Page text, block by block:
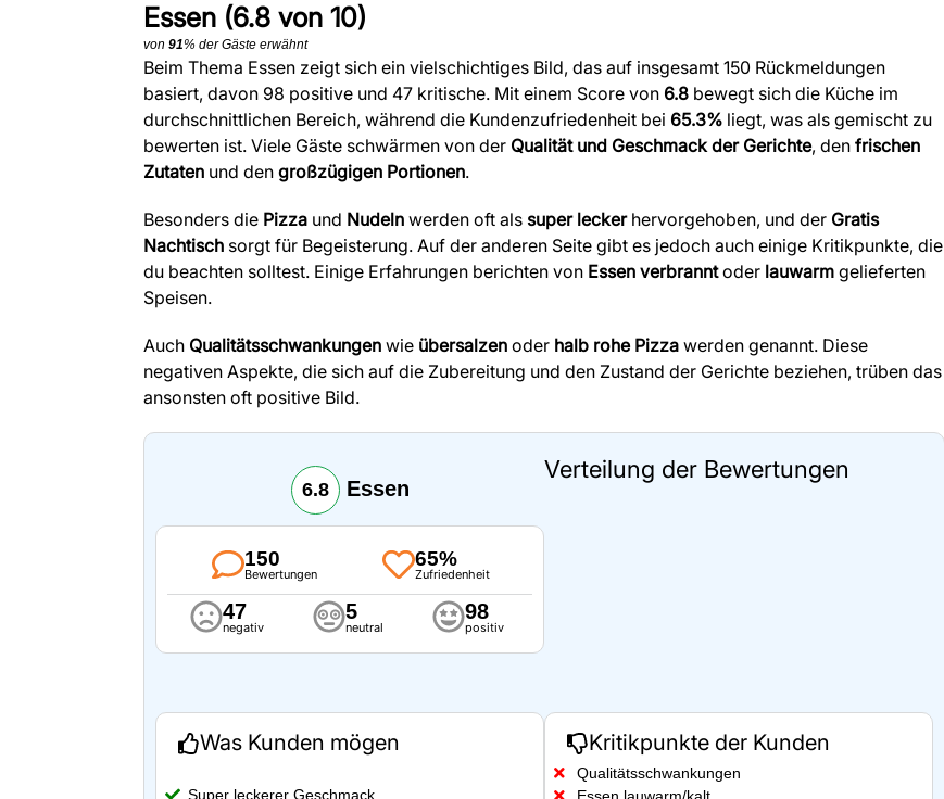
Essen (6.8 von 10)
von 91% der Gäste erwähnt
Beim Thema Essen zeigt sich ein vielschichtiges Bild, das auf insgesamt 150 Rückmeldungen
basiert, davon 98 positive und 47 kritische. Mit einem Score von 6.8 bewegt sich die Küche im
durchschnittlichen Bereich, während die Kundenzufriedenheit bei 65.3% liegt, was als gemischt zu
bewerten ist. Viele Gäste schwärmen von der Qualität und Geschmack der Gerichte, den frischen
Zutaten und den großzügigen Portionen.
Besonders die Pizza und Nudeln werden oft als super leckerhervorgehoben, und der Gratis
Nachtisch sorgt für Begeisterung. Auf der anderen Seite gibt es jedoch auch einige Kritikpunkte, die
du beachten solltest. Einige Erfahrungen berichten von Essen verbranntoder lauwarm gelieferten
Speisen.
Auch Qualitätsschwankungen wie übersalzen oder halb rohe Pizza werden genannt. Diese
negativen Aspekte, die sich auf die Zubereitung und den Zustand der Gerichte beziehen, trüben das
ansonsten oft positive Bild.
6.8 Essen
150
Bewertungen
65%
Zufriedenheit
47
negativ
5
neutral
98
positiv
Verteilung der Bewertungen
Was Kunden mögen
Super leckerer Geschmack
Kritikpunkte der Kunden
Qualitätsschwankungen